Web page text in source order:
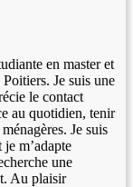
en master et
Je suis une
le contact
au quotidien, tenir
Je suis
m’adapte
une
Au plaisir